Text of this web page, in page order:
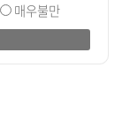
매우불만